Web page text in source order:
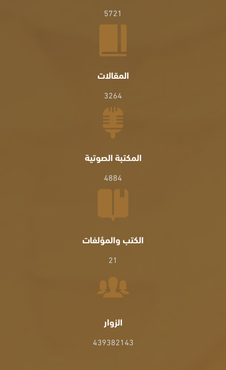
5721
المقالات
3264
المكتبة الصوتية
4884
الكتب والمؤلفات
21
الزوار
439382143